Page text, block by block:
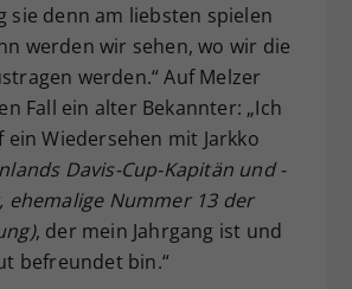
sie denn am liebsten spielen
werden wir sehen, wo wir die
werden.“ Auf Melzer
Fall ein alter Bekannter: „Ich
Wiedersehen mit Jarkko
Davis-Cup-Kapitän und -
ehemalige Nummer 13 der
, der mein Jahrgang ist und
befreundet bin.“